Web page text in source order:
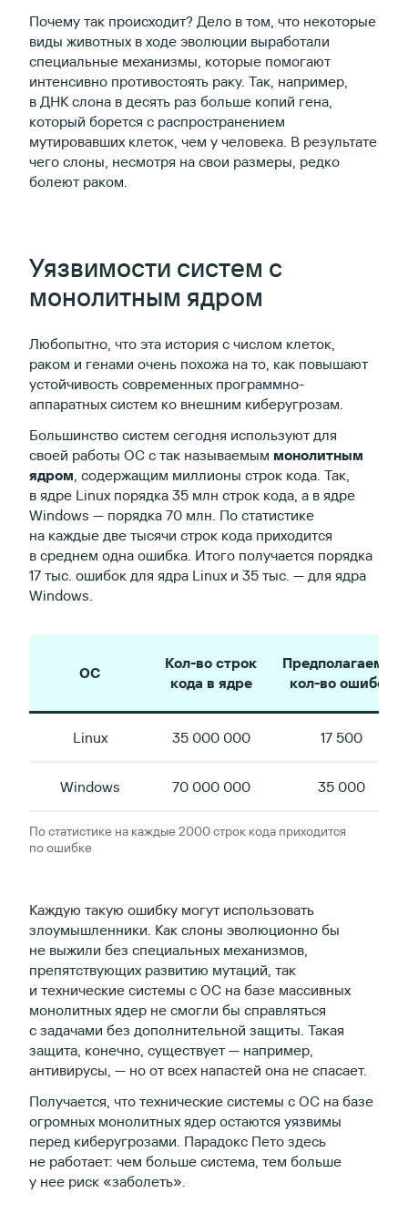
Почему так происходит? Дело в том, что некоторые
виды животных в ходе эволюции выработали
специальные механизмы, которые помогают
интенсивно противостоять раку. Так, например,
в ДНК слона в десять раз больше копий гена,
который борется с распространением
мутировавших клеток, чем у человека. В результате
чего слоны, несмотря на свои размеры, редко
болеют раком.
Уязвимости систем с
монолитным ядром
Любопытно, что эта история с числом клеток,
раком и генами очень похожа на то, как повышают
устойчивость современных программно-
аппаратных систем ко внешним киберугрозам.
Большинство систем сегодня используют для
своей работы ОС с так называемым монолитным
ядром , содержащим миллионы строк кода. Так,
в ядре Linux порядка 35 млн строк кода, а в ядре
Windows — порядка 70 млн. По статистике
на каждые две тысячи строк кода приходится
в среднем одна ошибка. Итого получается порядка
17 тыс. ошибок для ядра Linux и 35 тыс. — для ядра
Windows.
ОС
Кол-во строк
кода в ядре
Предполагаемое
кол-во ошибок
Linux 35 000 000 17 500
Windows 70 000 000 35 000
По статистике на каждые 2000 строк кода приходится
по ошибке
Каждую такую ошибку могут использовать
злоумышленники. Как слоны эволюционно бы
не выжили без специальных механизмов,
препятствующих развитию мутаций, так
и технические системы с ОС на базе массивных
монолитных ядер не смогли бы справляться
с задачами без дополнительной защиты. Такая
защита, конечно, существует — например,
антивирусы, — но от всех напастей она не спасает.
Получается, что технические системы с ОС на базе
огромных монолитных ядер остаются уязвимы
перед киберугрозами. Парадокс Пето здесь
не работает: чем больше система, тем больше
у нее риск «заболеть».